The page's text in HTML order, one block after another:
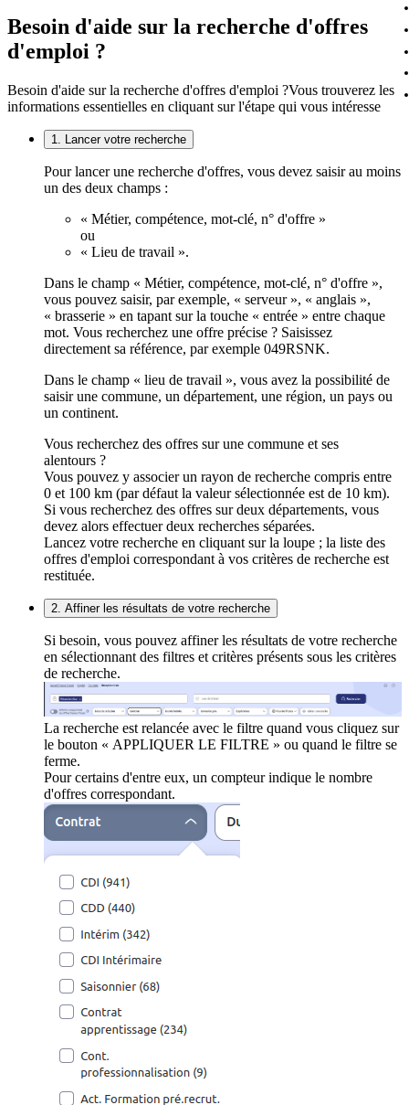
Besoin d'aide sur la recherche d'offres
d'emploi ?
Besoin d'aide sur la recherche d'offres d'emploi ?Vous trouverez les
informations essentielles en cliquant sur l'étape qui vous intéresse
1. Lancer votre recherche
Pour lancer une recherche d'offres, vous devez saisir au moins
un des deux champs :
« Métier, compétence, mot-clé, n° d'offre »
ou
« Lieu de travail ».
Dans le champ « Métier, compétence, mot-clé, n° d'offre »,
vous pouvez saisir, par exemple, « serveur », « anglais »,
« brasserie » en tapant sur la touche « entrée » entre chaque
mot. Vous recherchez une offre précise ? Saisissez
directement sa référence, par exemple 049RSNK.
Dans le champ « lieu de travail », vous avez la possibilité de
saisir une commune, un département, une région, un pays ou
un continent.
Vous recherchez des offres sur une commune et ses
alentours ?
Vous pouvez y associer un rayon de recherche compris entre
0 et 100 km (par défaut la valeur sélectionnée est de 10 km).
Si vous recherchez des offres sur deux départements, vous
devez alors effectuer deux recherches séparées.
Lancez votre recherche en cliquant sur la loupe ; la liste des
offres d'emploi correspondant à vos critères de recherche est
restituée.
2. Affiner les résultats de votre recherche
Si besoin, vous pouvez affiner les résultats de votre recherche
en sélectionnant des filtres et critères présents sous les critères
de recherche.
La recherche est relancée avec le filtre quand vous cliquez sur
le bouton « APPLIQUER LE FILTRE » ou quand le filtre se
ferme.
Pour certains d'entre eux, un compteur indique le nombre
d'offres correspondant.